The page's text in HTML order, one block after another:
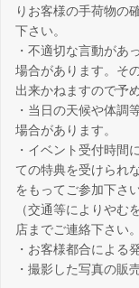
りお客様の手荷物の
下さい。
・不適切な言動があ
場合があります。そ
出来かねますので予
・当日の天候や体調
場合があります。
・イベント受付時間
ての特典を受けられ
をもってご参加下さい
（交通等によりやむ
店までご連絡下さい。
・お客様都合による
・撮影した写真の販